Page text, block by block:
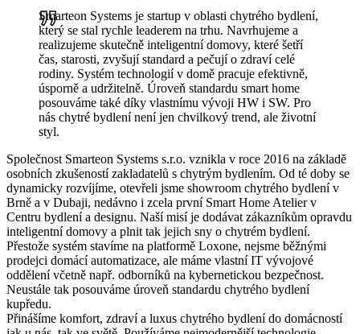
Smarteon Systems je startup v oblasti chytrého bydlení,
který se stal rychle leaderem na trhu. Navrhujeme a
realizujeme skutečně inteligentní domovy, které šetří
čas, starosti, zvyšují standard a pečují o zdraví celé
rodiny. Systém technologií v domě pracuje efektivně,
úsporně a udržitelně. Úroveň standardu smart home
posouváme také díky vlastnímu vývoji HW i SW. Pro
nás chytré bydlení není jen chvilkový trend, ale životní
styl.
Společnost Smarteon Systems s.r.o. vznikla v roce 2016 na základě
osobních zkušeností zakladatelů s chytrým bydlením. Od té doby se
dynamicky rozvíjíme, otevřeli jsme showroom chytrého bydlení v
Brně a v Dubaji, nedávno i zcela první Smart Home Atelier v
Centru bydlení a designu. Naší misí je dodávat zákazníkům opravdu
inteligentní domovy a plnit tak jejich sny o chytrém bydlení.
Přestože systém stavíme na platformě Loxone, nejsme běžnými
prodejci domácí automatizace, ale máme vlastní IT vývojové
oddělení včetně např. odborníků na kybernetickou bezpečnost.
Neustále tak posouváme úroveň standardu chytrého bydlení
kupředu.
Přinášíme komfort, zdraví a luxus chytrého bydlení do domácností